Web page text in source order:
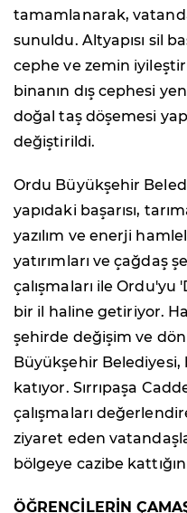
tamamlanarak,
sunuldu. Altyapısı sil
cephe ve zemin
binanın dış cephesi
doğal taş döşemesi
değiştirildi.
Ordu Büyükşehir
yapıdaki başarısı,
yazılım ve enerji
yatırımları ve çağdaş
çalışmaları ile Ordu'yu
bir il haline getiriyor.
şehirde değişim ve
Büyükşehir Belediyesi,
katıyor. Sırrıpaşa
çalışmaları
ziyaret eden
bölgeye cazibe
ÖĞRENCİLERİN